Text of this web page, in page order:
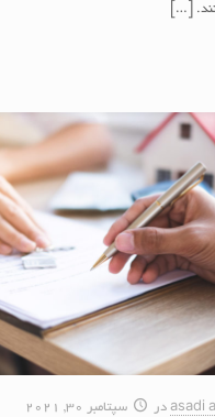
[…]
asadi در سپتامبر 30, 2021